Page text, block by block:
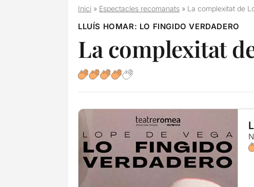
Inici» Espectacles recomanats» La complexitat de
LLUÍS HOMAR: LO FINGIDO VERDADERO
La complexitat